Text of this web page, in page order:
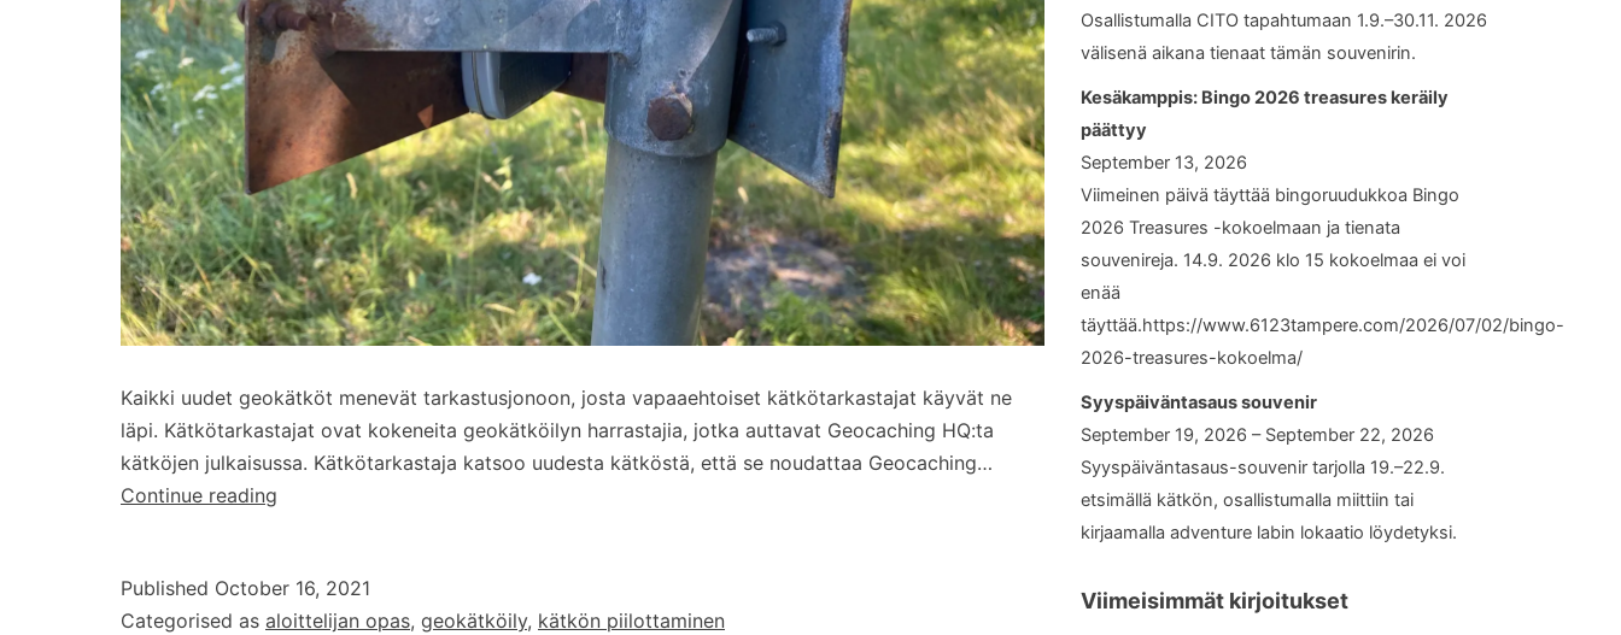
Kaikki uudet geokätköt menevät tarkastusjonoon, josta vapaaehtoiset kätkötarkastajat käyvät ne
läpi. Kätkötarkastajat ovat kokeneita geokätköilyn harrastajia, jotka auttavat Geocaching HQ:ta
kätköjen julkaisussa. Kätkötarkastaja katsoo uudesta kätköstä, että se noudattaa Geocaching…
Continue reading
Published October 16, 2021
Categorised as aloittelijan opas, geokätköily, kätkön piilottaminen
Osallistumalla CITO tapahtumaan 1.9.–30.11. 2026
välisenä aikana tienaat tämän souvenirin.
Kesäkamppis: Bingo 2026 treasures keräily
päättyy
September 13, 2026
Viimeinen päivä täyttää bingoruudukkoa Bingo
2026 Treasures -kokoelmaan ja tienata
souvenireja. 14.9. 2026 klo 15 kokoelmaa ei voi
enää
täyttää.https://www.6123tampere.com/2026/07/02/bingo-
2026-treasures-kokoelma/
Syyspäiväntasaus souvenir
September 19, 2026 – September 22, 2026
Syyspäiväntasaus-souvenir tarjolla 19.–22.9.
etsimällä kätkön, osallistumalla miittiin tai
kirjaamalla adventure labin lokaatio löydetyksi.
Viimeisimmät kirjoitukset